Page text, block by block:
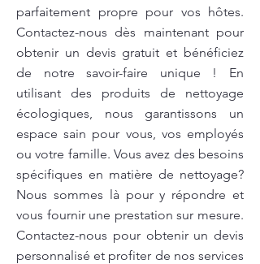
parfaitement propre pour vos hôtes.
Contactez-nous dès maintenant pour
obtenir un devis gratuit et bénéficiez
de notre savoir-faire unique ! En
utilisant des produits de nettoyage
écologiques, nous garantissons un
espace sain pour vous, vos employés
ou votre famille. Vous avez des besoins
spécifiques en matière de nettoyage?
Nous sommes là pour y répondre et
vous fournir une prestation sur mesure.
Contactez-nous pour obtenir un devis
personnalisé et profiter de nos services